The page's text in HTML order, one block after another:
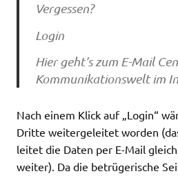
Vergessen?
Login
Hier geht’s zum E-Mail
Kommunikationswelt im
Nach einem Klick auf „Login“
Dritte weitergeleitet worden
leitet die Daten per E-Mail
weiter). Da die betrügerische